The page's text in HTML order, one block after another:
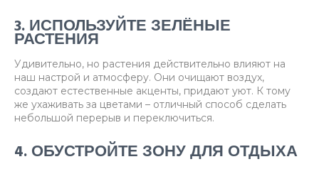
3. ИСПОЛЬЗУЙТЕ ЗЕЛЁНЫЕ
РАСТЕНИЯ
Удивительно, но растения действительно влияют на
наш настрой и атмосферу. Они очищают воздух,
создают естественные акценты, придают уют. К тому
же ухаживать за цветами – отличный способ сделать
небольшой перерыв и переключиться.
4. ОБУСТРОЙТЕ ЗОНУ ДЛЯ ОТДЫХА